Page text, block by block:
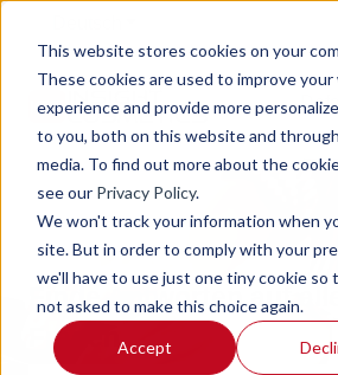
This website stores cookies on your
These cookies are used to improve
experience and provide more
to you, both on this website and
media. To find out more about the
see our Privacy Policy.
We won't track your information when
site. But in order to comply with your
we'll have to use just one tiny cookie so
not asked to make this choice again.
Accept
Finde Antworten auf
Fragen